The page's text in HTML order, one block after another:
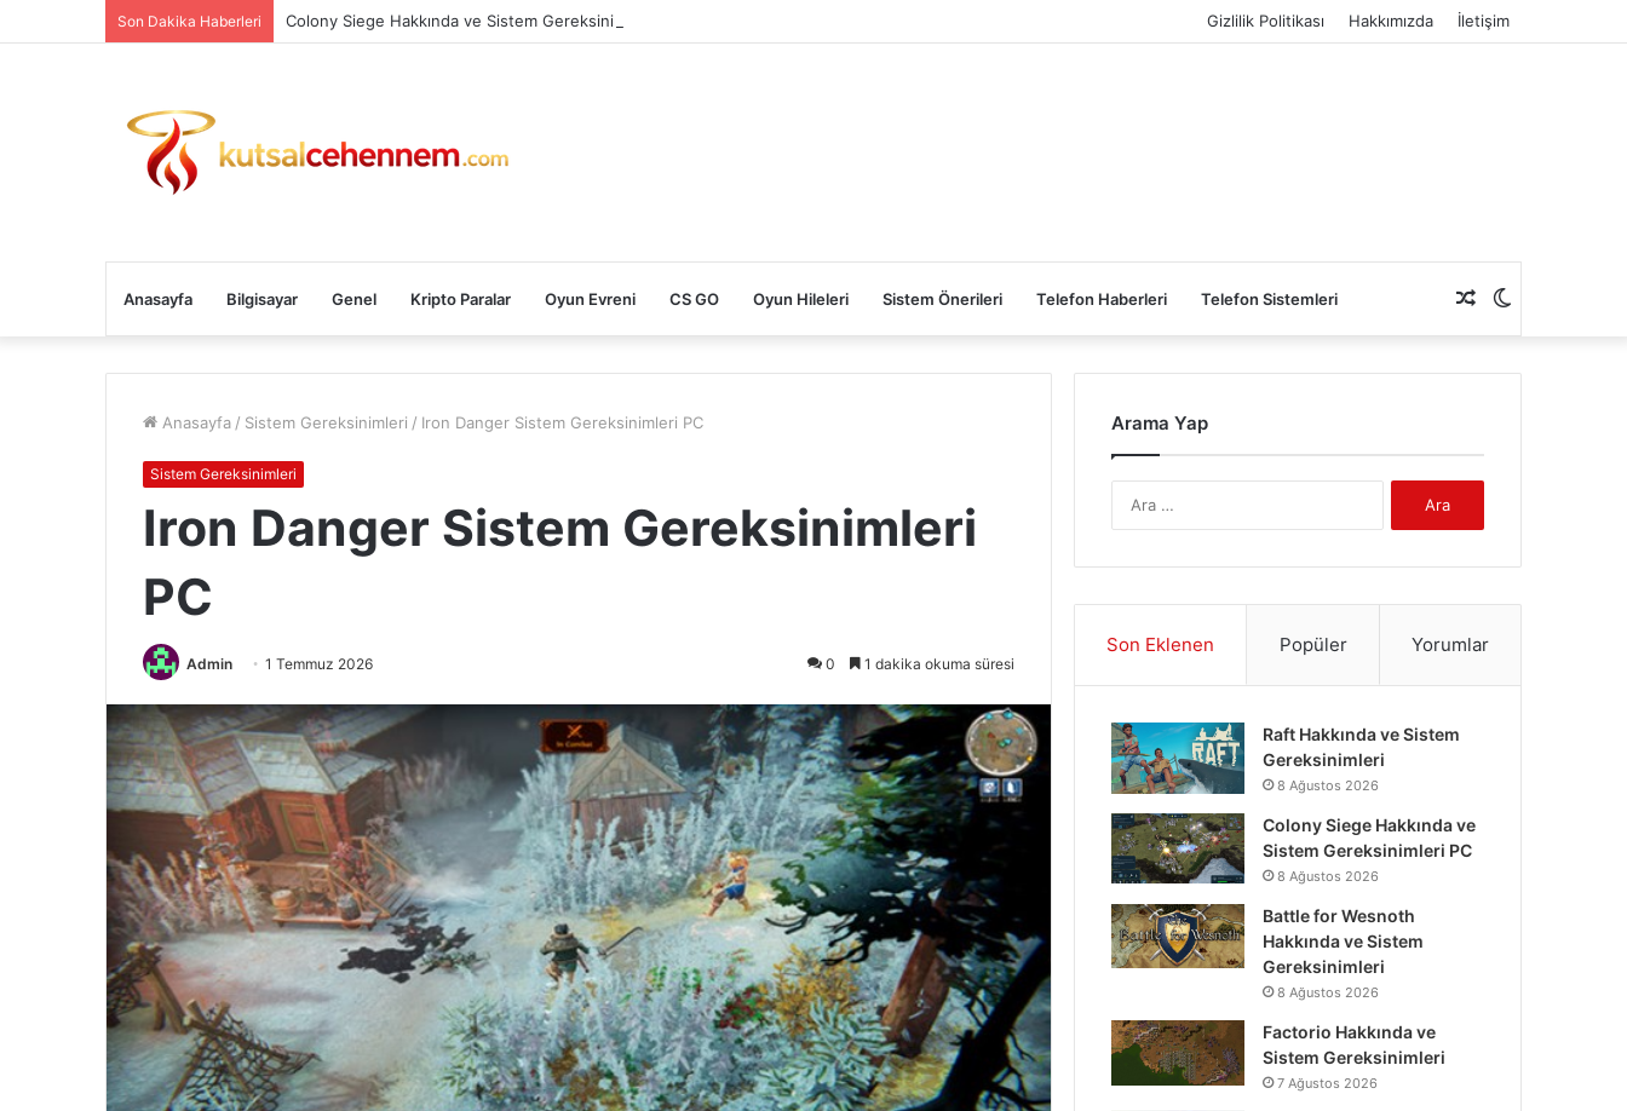
Son Dakika Haberleri Colony Siege Hakkında ve Sistem Gereksinimleri PC Gizlilik Politikası Hakkımızda İletişim
Anasayfa Bilgisayar Genel Kripto Paralar Oyun Evreni CS GO Oyun Hileleri Sistem Önerileri Telefon Haberleri Telefon Sistemleri
görünümü
Rastgele
Makale
Anasayfa / Sistem Gereksinimleri / Iron Danger Sistem Gereksinimleri PC
Sistem Gereksinimleri
Iron Danger Sistem Gereksinimleri
PC
Admin 1 Temmuz 2026 0 1 dakika okuma süresi
Arama Yap
Son Eklenen Popüler Yorumlar
Raft Hakkında ve Sistem
Gereksinimleri
8 Ağustos 2026
Colony Siege Hakkında ve
Sistem Gereksinimleri PC
8 Ağustos 2026
Battle for Wesnoth
Hakkında ve Sistem
Gereksinimleri
8 Ağustos 2026
Factorio Hakkında ve
Sistem Gereksinimleri
7 Ağustos 2026